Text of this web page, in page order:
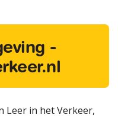
-
Leer in het Verkeer,